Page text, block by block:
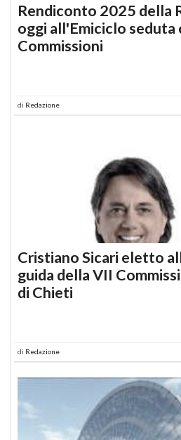
Rendiconto 2025 della
oggi all'Emiciclo
Commissioni
di Redazione
Cristiano Sicari eletto
guida della VII
di Chieti
di Redazione